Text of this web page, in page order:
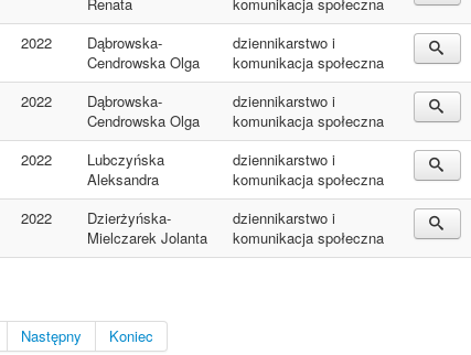
Następny Koniec
2022
Dąbrowska-
Cendrowska Olga
dziennikarstwo i
komunikacja społeczna
2022
Dąbrowska-
Cendrowska Olga
dziennikarstwo i
komunikacja społeczna
2022
Lubczyńska
Aleksandra
dziennikarstwo i
komunikacja społeczna
2022
Dzierżyńska-
Mielczarek Jolanta
dziennikarstwo i
komunikacja społeczna